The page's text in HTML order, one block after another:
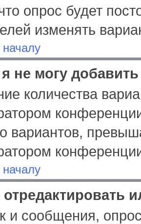
опрос будет
изменять
началу
не могу
количества
вариантов,
началу
и сообщения,